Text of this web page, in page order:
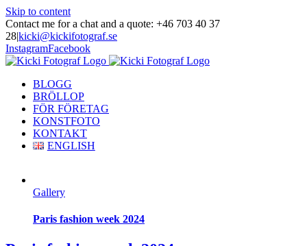
Skip to content
Contact me for a chat and a quote: +46 703 40 37
28|kicki@kickifotograf.se
InstagramFacebook
BLOGG
BRÖLLOP
FÖR FÖRETAG
KONSTFOTO
KONTAKT
ENGLISH
Gallery
Paris fashion week 2024